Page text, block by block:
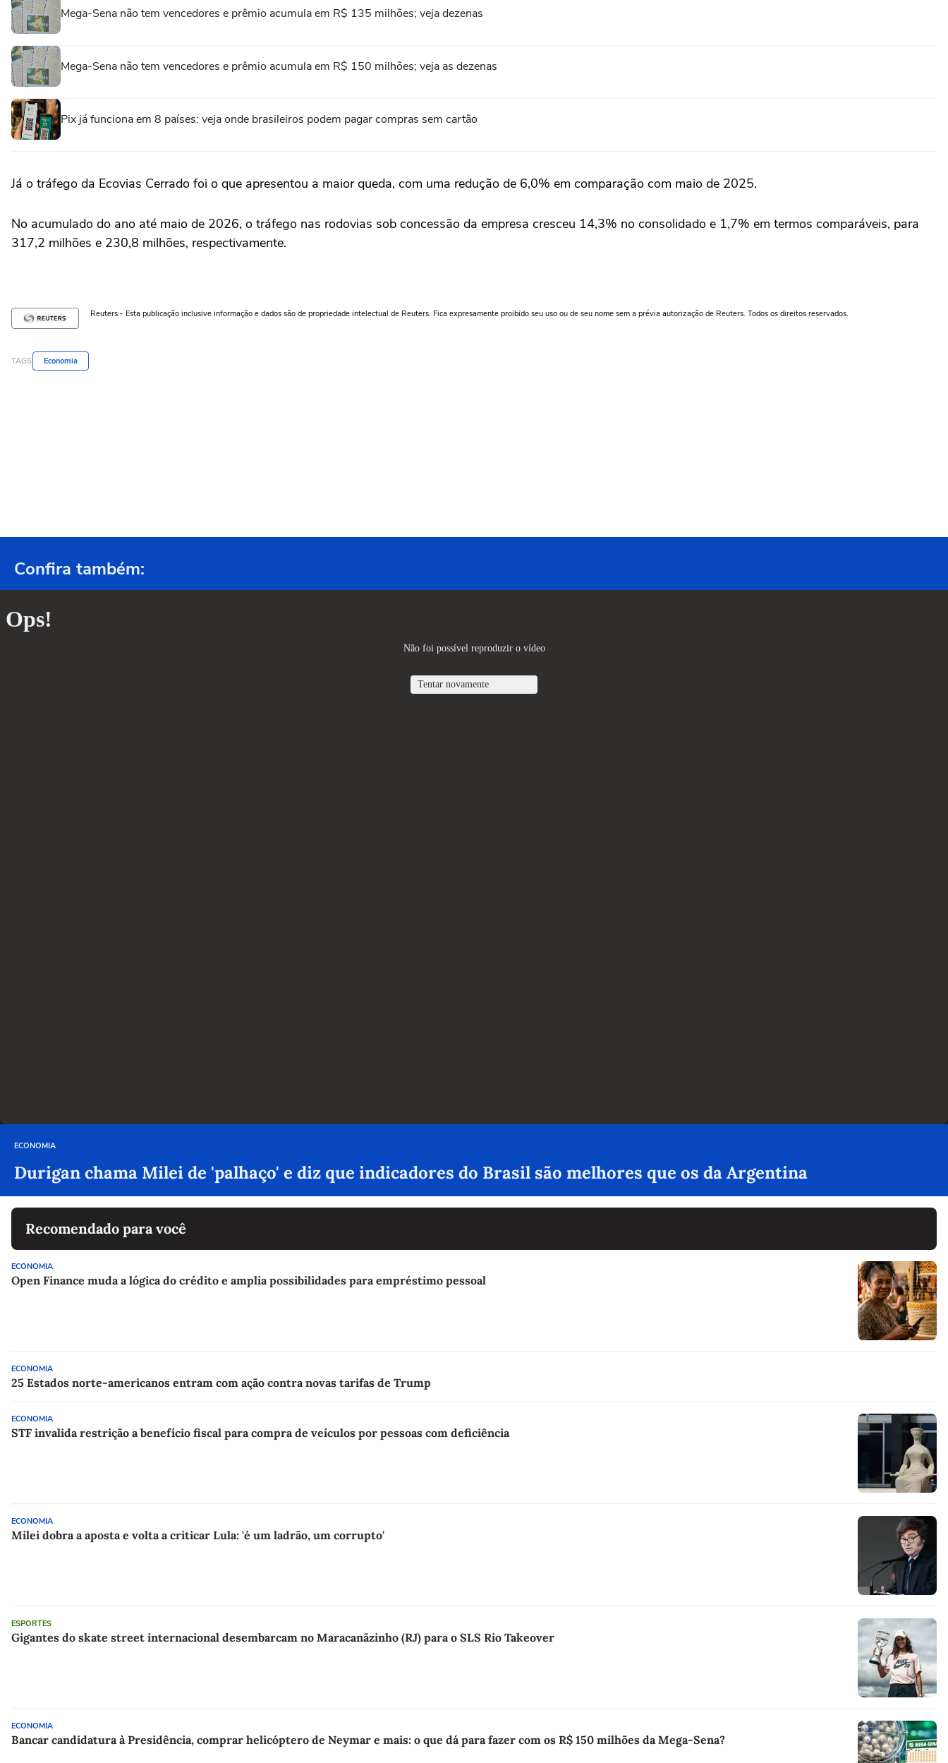
Mega-Sena não tem vencedores e prêmio acumula em R$ 135 milhões; veja dezenas
Mega-Sena não tem vencedores e prêmio acumula em R$ 150 milhões; veja as dezenas
Pix já funciona em 8 países: veja onde brasileiros podem pagar compras sem cartão
Já o tráfego da Ecovias Cerrado foi o que apresentou ⁠a maior queda, com uma redução de 6,0% em comparação com ‌maio de 2025.
No acumulado do ano até ⁠maio de 2026, o tráfego nas rodovias sob concessão da empresa cresceu 14,3% no consolidado e 1,7% em termos comparáveis, para
317,2 milhões e 230,8 milhões, respectivamente.
Reuters - Esta publicação inclusive informação e dados são de propriedade intelectual de Reuters. Fica expresamente proibido seu uso ou de seu nome sem a prévia autorização de Reuters. Todos os direitos reservados.
TAGS Economia
Confira também:
ECONOMIA
Durigan chama Milei de 'palhaço' e diz que indicadores do Brasil são melhores que os da Argentina
Recomendado para você
ECONOMIA
Open Finance muda a lógica do crédito e amplia possibilidades para empréstimo pessoal
ECONOMIA
25 Estados norte-americanos entram com ação contra novas tarifas de Trump
ECONOMIA
STF invalida restrição a benefício fiscal para compra de veículos por pessoas com deficiência
ECONOMIA
Milei dobra a aposta e volta a criticar Lula: 'é um ladrão, um corrupto'
ESPORTES
Gigantes do skate street internacional desembarcam no Maracanãzinho (RJ) para o SLS Rio Takeover
ECONOMIA
Bancar candidatura à Presidência, comprar helicóptero de Neymar e mais: o que dá para fazer com os R$ 150 milhões da Mega-Sena?